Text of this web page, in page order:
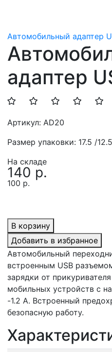
Автомобильный адаптер
адаптер
Артикул: AD20
Размер упаковки: 17.5 /
На складе
140 р.
100 р.
В корзину
Добавить в избранное
Автомобильный
встроенным USB
зарядки от
мобильных устройств с
-1.2 А. Встроенный
безопасную работу.